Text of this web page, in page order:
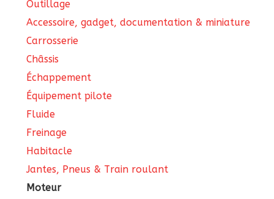
Outillage
Accessoire, gadget, documentation & miniature
Carrosserie
Châssis
Échappement
Équipement pilote
Fluide
Freinage
Habitacle
Jantes, Pneus & Train roulant
Moteur